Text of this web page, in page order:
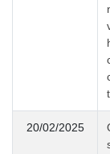
20/02/2025